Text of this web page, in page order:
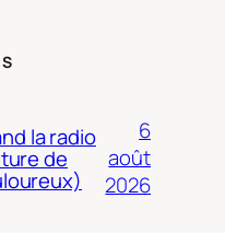
la radio
de
6
août
2026